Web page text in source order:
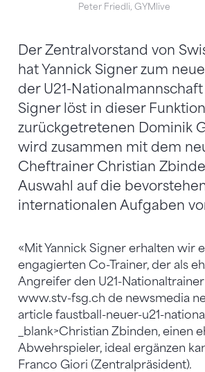
Peter Friedli, GYMlive
Der Zentralvorstand von
hat Yannick Signer zum
der U21-
Signer löst in dieser
zurückgetretenen Dominik
wird zusammen mit dem
Cheftrainer Christian
Auswahl auf die
internationalen Aufgaben
«Mit Yannick Signer erhalten wir
engagierten Co-Trainer, der als
Angreifer den U21-
www.stv-fsg.ch de newsmedia
article faustball-neuer-u21-
_blank>Christian Zbinden, einen
Abwehrspieler, ideal ergänzen
Franco Giori (Zentralpräsident).